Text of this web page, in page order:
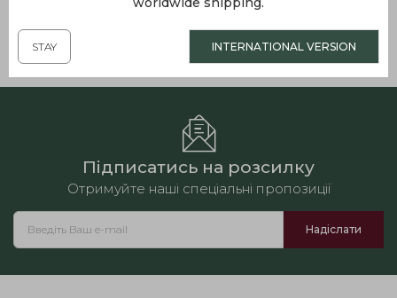
рожева
4390.00грн.
стилі, молочний
6290.00грн.
Підписатись на розсилку
Отримуйте наші спеціальні пропозиції
STAY INTERNATIONAL VERSION